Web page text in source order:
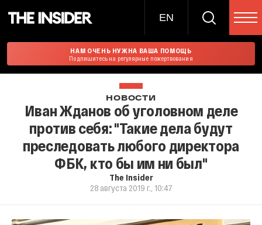
EN
НАМ ОЧЕНЬ НУЖНА ВАША ПОМОЩЬ
Подпишитесь на регулярные пожертвования
НОВОСТИ
Иван Жданов об уголовном деле
против себя: "Такие дела будут
преследовать любого директора
ФБК, кто бы им ни был"
The Insider
28 августа 2019 г., 10:47